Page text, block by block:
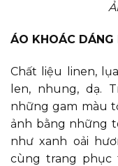
ÁO KHOÁC DÁNG
Chất liệu linen,
len, nhung, dạ.
những gam màu
ảnh bằng những
như xanh oải
cùng trang phục